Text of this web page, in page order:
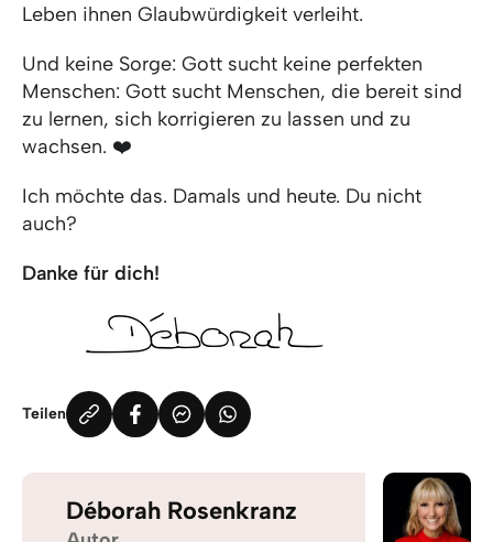
Leben ihnen Glaubwürdigkeit verleiht.
Und keine Sorge: Gott sucht keine perfekten
Menschen: Gott sucht Menschen, die bereit sind
zu lernen, sich korrigieren zu lassen und zu
wachsen. ❤️
Ich möchte das. Damals und heute. Du nicht
auch?
Danke für dich!
Teilen
Déborah Rosenkranz